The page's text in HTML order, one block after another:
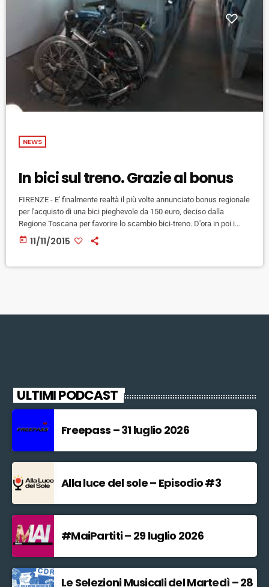
NEWS
In bici sul treno. Grazie al bonus
FIRENZE - E' finalmente realtà il più volte annunciato bonus regionale
per l'acquisto di una bici pieghevole da 150 euro, deciso dalla
Regione Toscana per favorire lo scambio bici-treno. D'ora in poi i
residenti in Toscana abbonati al servizio ferroviario regionale che
hanno acquistato o acquisteranno entro il giugno 2016 una bici
today 11/11/2015
ULTIMI PODCAST
Freepass – 31 luglio 2026
Alla luce del sole – Episodio #3
#MaiPartiti – 29 luglio 2026
Le Selezioni Musicali del Martedì – 28